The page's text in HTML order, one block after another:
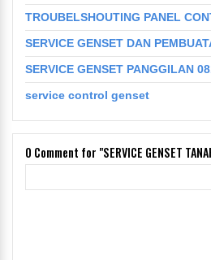
TROUBELSHOUTING PANEL
SERVICE GENSET DAN
SERVICE GENSET PANGGILAN
service control genset
0 Comment for "SERVICE GENSET